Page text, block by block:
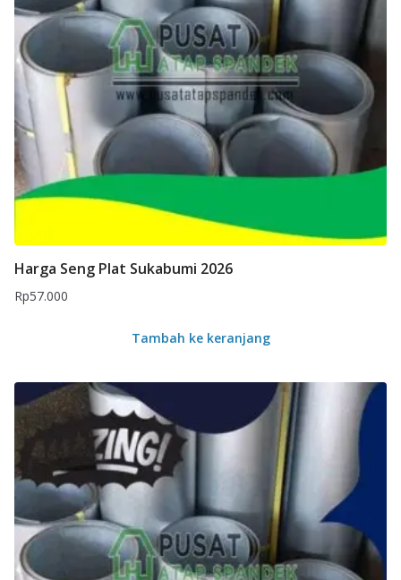
Harga Seng Plat Sukabumi 2026
Rp57.000
Tambah ke keranjang